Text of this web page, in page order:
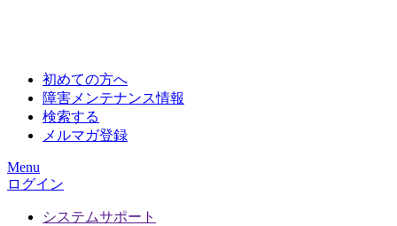
初めての方へ
障害メンテナンス情報
検索する
メルマガ登録
Menu
ログイン
システムサポート